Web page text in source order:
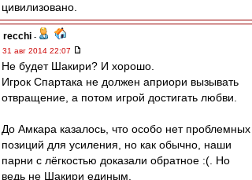
цивилизовано.
recchi -
31 авг 2014 22:07
Не будет Шакири? И хорошо.
Игрок Спартака не должен априори вызывать
отвращение, а потом игрой достигать любви.
До Амкара казалось, что особо нет проблемных
позиций для усиления, но как обычно, наши
парни с лёгкостью доказали обратное :(. Но
ведь не Шакири единым.